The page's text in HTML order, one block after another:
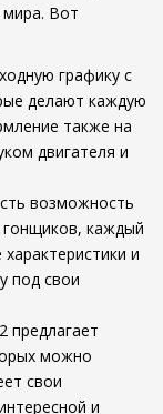
Вот
графику с
делают каждую
также на
двигателя и
возможность
каждый
и
под свои
предлагает
можно
свои
и